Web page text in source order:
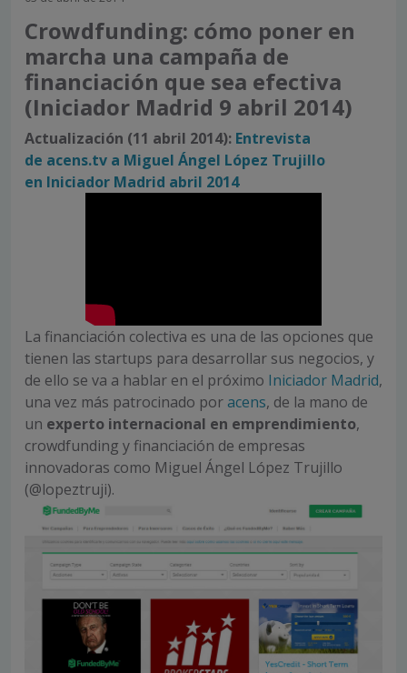
Crowdfunding: cómo poner en
marcha una campaña de
financiación que sea efectiva
(Iniciador Madrid 9 abril 2014)
Actualización (11 abril 2014): Entrevista
de acens.tv a Miguel Ángel López Trujillo
en Iniciador Madrid abril 2014
La financiación colectiva es una de las opciones que
tienen las startups para desarrollar sus negocios, y
de ello se va a hablar en el próximo Iniciador Madrid,
una vez más patrocinado poracens, de la mano de
un experto internacional en emprendimiento,
crowdfunding y financiación de empresas
innovadoras como Miguel Ángel López Trujillo
(@lopeztruji).